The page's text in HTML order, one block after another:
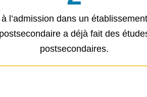
à l’admission dans un établissement
postsecondaire a déjà fait des
postsecondaires.